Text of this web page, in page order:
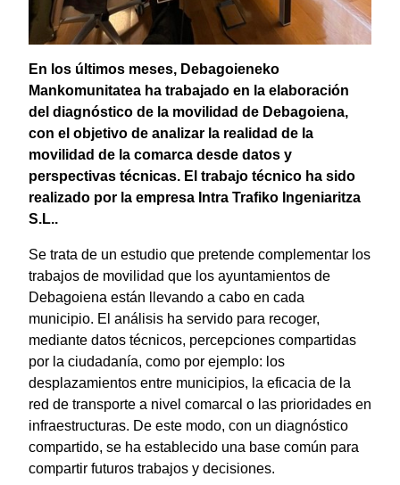
En los últimos meses, Debagoieneko
Mankomunitatea ha trabajado en la elaboración
del diagnóstico de la movilidad de Debagoiena,
con el objetivo de analizar la realidad de la
movilidad de la comarca desde datos y
perspectivas técnicas. El trabajo técnico ha sido
realizado por la empresa Intra Trafiko Ingeniaritza
S.L..
Se trata de un estudio que pretende complementar los
trabajos de movilidad que los ayuntamientos de
Debagoiena están llevando a cabo en cada
municipio. El análisis ha servido para recoger,
mediante datos técnicos, percepciones compartidas
por la ciudadanía, como por ejemplo: los
desplazamientos entre municipios, la eficacia de la
red de transporte a nivel comarcal o las prioridades en
infraestructuras. De este modo, con un diagnóstico
compartido, se ha establecido una base común para
compartir futuros trabajos y decisiones.